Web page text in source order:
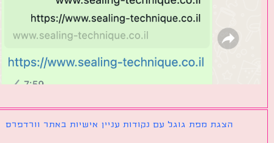
הצגת מפת גוגל עם נקודות עניין אישיות באתר וורדפרס